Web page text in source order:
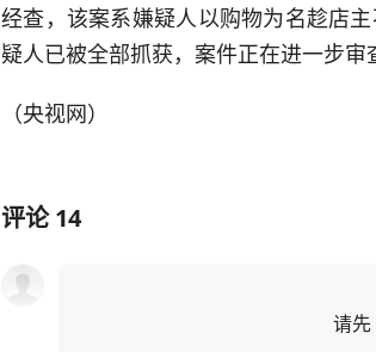
经查，该案系嫌疑人以购物为名趁店
疑人已被全部抓获，案件正在进一步审
（央视网）
评论14
请先